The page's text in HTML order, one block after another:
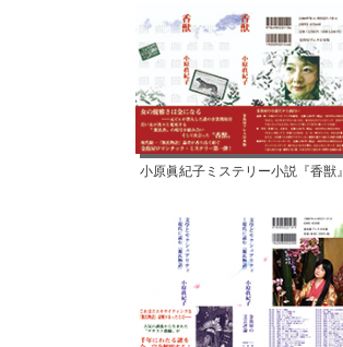
小原眞紀子ミステリー小説『香獣』